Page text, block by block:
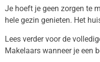
Je hoeft je geen zorgen te
hele gezin genieten. Het
Lees verder voor de
Makelaars wanneer je een